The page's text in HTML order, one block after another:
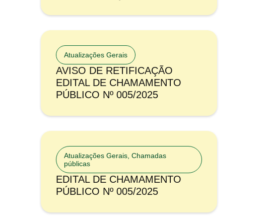
Atualizações Gerais
AVISO DE RETIFICAÇÃO
EDITAL DE CHAMAMENTO
PÚBLICO Nº 005/2025
Atualizações Gerais Chamadas
públicas
EDITAL DE CHAMAMENTO
PÚBLICO Nº 005/2025